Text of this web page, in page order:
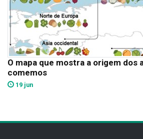
O mapa que mostra a origem dos
comemos
19 jun